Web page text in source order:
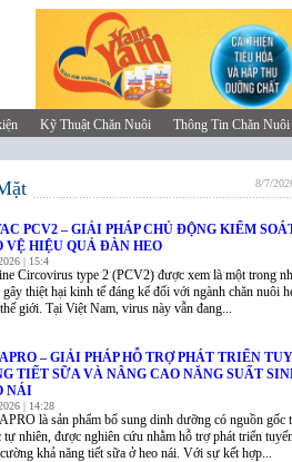
Kỹ Thuật Chăn Nuôi Thông Tin Chăn Nuôi
8/7/
PCV2 – GIẢI PHÁP CHỦ ĐỘNG KIỂM
VỆ HIỆU QUẢ ĐÀN HEO
| 15:4
Circovirus type 2 (PCV2) được xem là một trong
gây thiệt hại kinh tế đáng kể đối với ngành chăn nuôi
giới. Tại Việt Nam, virus này vẫn đang...
– GIẢI PHÁP HỖ TRỢ PHÁT TRIỂN
TIẾT SỮA VÀ NÂNG CAO NĂNG SUẤT
NÁI
| 14:28
là sản phẩm bổ sung dinh dưỡng có nguồn gốc
tự nhiên, được nghiên cứu nhằm hỗ trợ phát triển
khả năng tiết sữa ở heo nái. Với sự kết hợp...